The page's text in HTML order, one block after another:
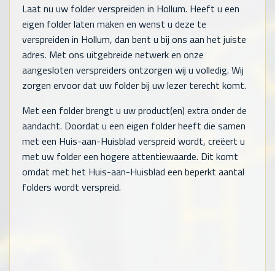
Laat nu uw folder verspreiden in Hollum. Heeft u een
eigen folder laten maken en wenst u deze te
verspreiden in Hollum, dan bent u bij ons aan het juiste
adres. Met ons uitgebreide netwerk en onze
aangesloten verspreiders ontzorgen wij u volledig. Wij
zorgen ervoor dat uw folder bij uw lezer terecht komt.
Met een folder brengt u uw product(en) extra onder de
aandacht. Doordat u een eigen folder heeft die samen
met een Huis-aan-Huisblad verspreid wordt, creëert u
met uw folder een hogere attentiewaarde. Dit komt
omdat met het Huis-aan-Huisblad een beperkt aantal
folders wordt verspreid.